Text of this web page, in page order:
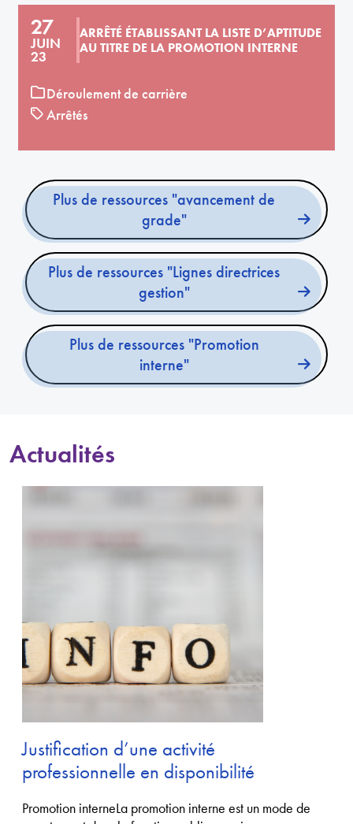
27
JUIN
23
ARRÊTÉ ÉTABLISSANT LA LISTE D’APTITUDE
AU TITRE DE LA PROMOTION INTERNE
Déroulement de carrière
Arrêtés
Plus de ressources "avancement de
grade"
Plus de ressources "Lignes directrices
gestion"
Plus de ressources "Promotion
interne"
Actualités
Justification d’une activité
professionnelle en disponibilité
Promotion interneLa promotion interne est un mode de